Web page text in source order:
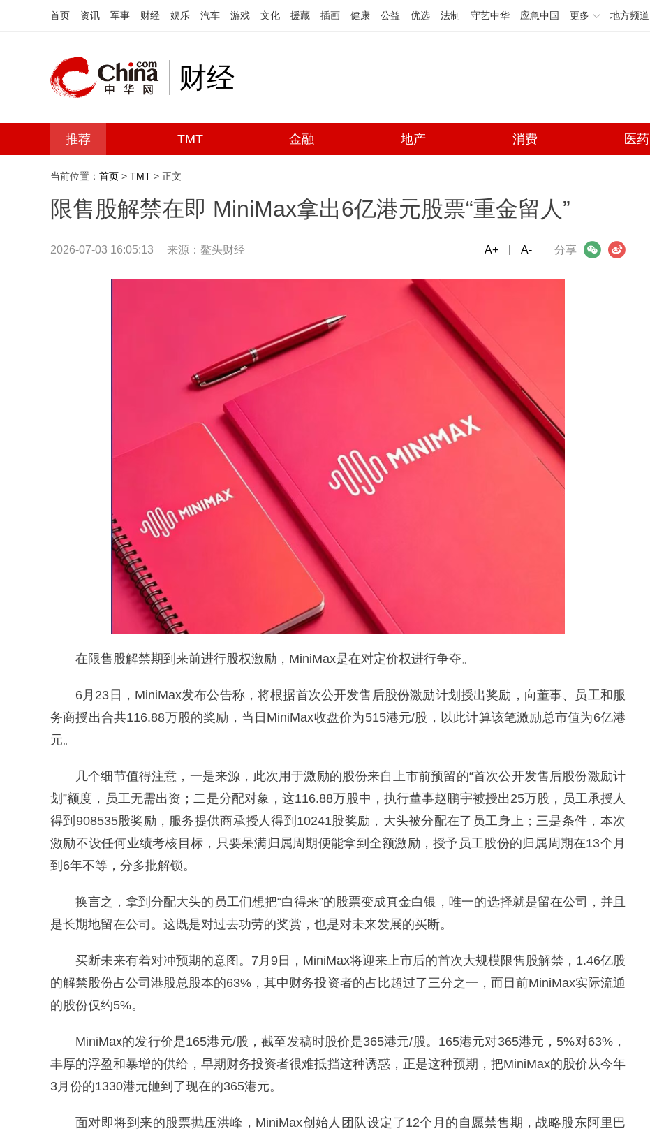
首页 资讯 军事 财经 娱乐 汽车 游戏 文化 援藏 插画 健康 公益 优选 法制 守艺中华 应急中国 更多 地方频道
财经
推荐 TMT 金融 地产 消费 医药
当前位置： 首页 > TMT > 正文
限售股解禁在即 MiniMax拿出6亿港元股票“重金留人”
2026-07-03 16:05:13 来源：鳌头财经 分享
微信 微博
A+ A-
在限售股解禁期到来前进行股权激励，MiniMax是在对定价权进行争夺。
6月23日，MiniMax发布公告称，将根据首次公开发售后股份激励计划授出奖励，向董事、员工和服
务商授出合共116.88万股的奖励，当日MiniMax收盘价为515港元/股，以此计算该笔激励总市值为6亿港
元。
几个细节值得注意，一是来源，此次用于激励的股份来自上市前预留的“首次公开发售后股份激励计
划”额度，员工无需出资；二是分配对象，这116.88万股中，执行董事赵鹏宇被授出25万股，员工承授人
得到908535股奖励，服务提供商承授人得到10241股奖励，大头被分配在了员工身上；三是条件，本次
激励不设任何业绩考核目标，只要呆满归属周期便能拿到全额激励，授予员工股份的归属周期在13个月
到6年不等，分多批解锁。
换言之，拿到分配大头的员工们想把“白得来”的股票变成真金白银，唯一的选择就是留在公司，并且
是长期地留在公司。这既是对过去功劳的奖赏，也是对未来发展的买断。
买断未来有着对冲预期的意图。7月9日，MiniMax将迎来上市后的首次大规模限售股解禁，1.46亿股
的解禁股份占公司港股总股本的63%，其中财务投资者的占比超过了三分之一，而目前MiniMax实际流通
的股份仅约5%。
MiniMax的发行价是165港元/股，截至发稿时股价是365港元/股。165港元对365港元，5%对63%，
丰厚的浮盈和暴增的供给，早期财务投资者很难抵挡这种诱惑，正是这种预期，把MiniMax的股价从今年
3月份的1330港元砸到了现在的365港元。
面对即将到来的股票抛压洪峰，MiniMax创始人团队设定了12个月的自愿禁售期，战略股东阿里巴